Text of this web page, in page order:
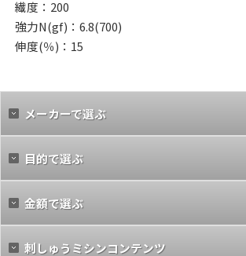
繊度：200
強力N(gf)：6.8(700)
伸度(％)：15
メーカーで選ぶ
目的で選ぶ
金額で選ぶ
刺しゅうミシンコンテンツ